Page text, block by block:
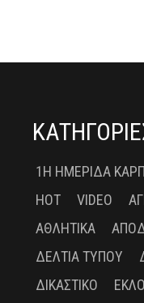
1Η ΗΜΕΡΊΔΑ
HOT
VIDEO
ΑΘΛΗΤΙΚΆ
ΔΕΛΤΊΑ ΤΎΠΟΥ
ΔΙΚΑΣΤΙΚΌ